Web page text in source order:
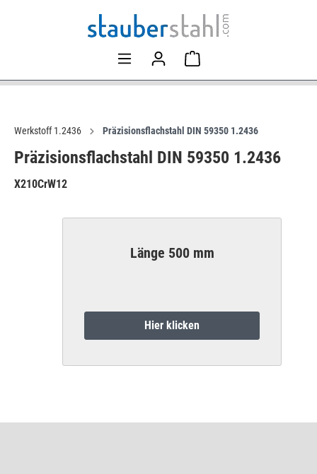
Werkstoff 1.2436 Präzisionsflachstahl DIN 59350 1.2436
Präzisionsflachstahl DIN 59350 1.2436
X210CrW12
Länge 500 mm
Hier klicken